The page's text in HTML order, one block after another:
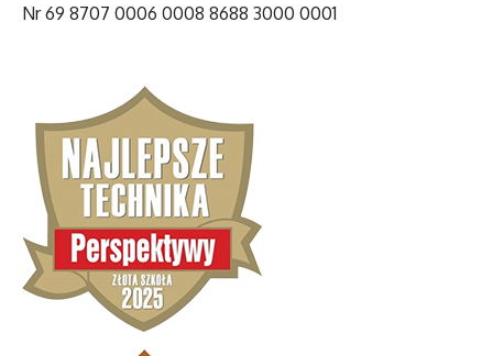
Nr 69 8707 0006 0008 8688 3000 0001